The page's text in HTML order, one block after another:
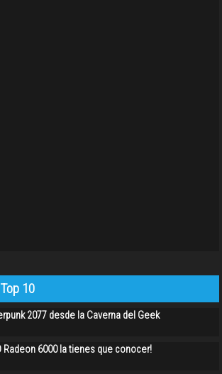
10
2077 desde la Caverna del Geek
Radeon 6000 la tienes que conocer!